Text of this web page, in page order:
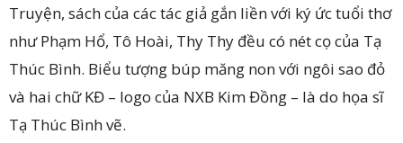
Truyện, sách của các tác giả gắn liền với ký ức tuổi thơ
như Phạm Hổ, Tô Hoài, Thy Thy đều có nét cọ của Tạ
Thúc Bình. Biểu tượng búp măng non với ngôi sao đỏ
và hai chữ KĐ – logo của NXB Kim Đồng – là do họa sĩ
Tạ Thúc Bình vẽ.